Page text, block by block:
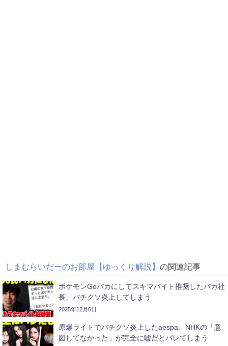
しまむらいだーのお部屋【ゆっくり解説】 の関連記事
ポケモンGoバカにしてスキマバイト推奨したバカ社
長、バチクソ炎上してしまう
2025年12月6日
原爆ライトでバチクソ炎上したaespa、NHKの「意
図してなかった」が完全に嘘だとバレてしまう